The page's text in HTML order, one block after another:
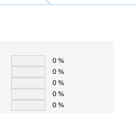
0 %
0 %
0 %
0 %
0 %